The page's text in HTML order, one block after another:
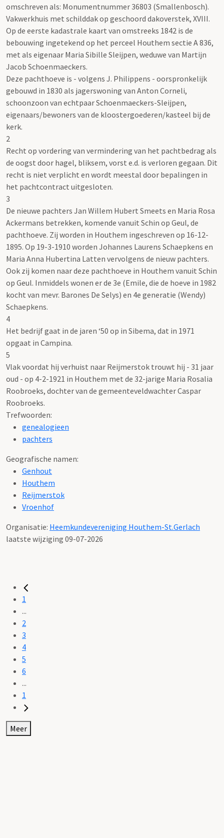
omschreven als: Monumentnummer 36803 (Smallenbosch).
Vakwerkhuis met schilddak op geschoord dakoverstek, XVIII.
Op de eerste kadastrale kaart van omstreeks 1842 is de
bebouwing ingetekend op het perceel Houthem sectie A 836,
met als eigenaar Maria Sibille Sleijpen, weduwe van Martijn
Jacob Schoenmaeckers.
Deze pachthoeve is - volgens J. Philippens - oorspronkelijk
gebouwd in 1830 als jagerswoning van Anton Corneli,
schoonzoon van echtpaar Schoenmaeckers-Sleijpen,
eigenaars/bewoners van de kloostergoederen/kasteel bij de
kerk.
2
Recht op vordering van vermindering van het pachtbedrag als
de oogst door hagel, bliksem, vorst e.d. is verloren gegaan. Dit
recht is niet verplicht en wordt meestal door bepalingen in
het pachtcontract uitgesloten.
3
De nieuwe pachters Jan Willem Hubert Smeets en Maria Rosa
Ackermans betrekken, komende vanuit Schin op Geul, de
pachthoeve. Zij worden in Houthem ingeschreven op 16-12-
1895. Op 19-3-1910 worden Johannes Laurens Schaepkens en
Maria Anna Hubertina Latten vervolgens de nieuw pachters.
Ook zij komen naar deze pachthoeve in Houthem vanuit Schin
op Geul. Inmiddels wonen er de 3e (Emile, die de hoeve in 1982
kocht van mevr. Barones De Selys) en 4e generatie (Wendy)
Schaepkens.
4
Het bedrijf gaat in de jaren ‘50 op in Sibema, dat in 1971
opgaat in Campina.
5
Vlak voordat hij verhuist naar Reijmerstok trouwt hij - 31 jaar
oud - op 4-2-1921 in Houthem met de 32-jarige Maria Rosalia
Roobroeks, dochter van de gemeenteveldwachter Caspar
Roobroeks.
Trefwoorden:
genealogieen
pachters
Geografische namen:
Genhout
Houthem
Reijmerstok
Vroenhof
Organisatie: Heemkundevereniging Houthem-St.Gerlach
laatste wijziging 09-07-2026
1
...
2
3
4
5
6
...
1
Meer